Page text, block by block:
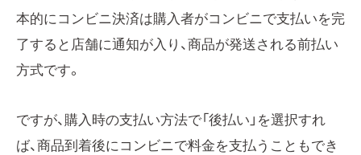
本的にコンビニ決済は購入者がコンビニで支払いを完
了すると店舗に通知が入り、商品が発送される前払い
方式です。
ですが、購入時の支払い方法で「後払い」を選択すれ
ば、商品到着後にコンビニで料金を支払うこともでき